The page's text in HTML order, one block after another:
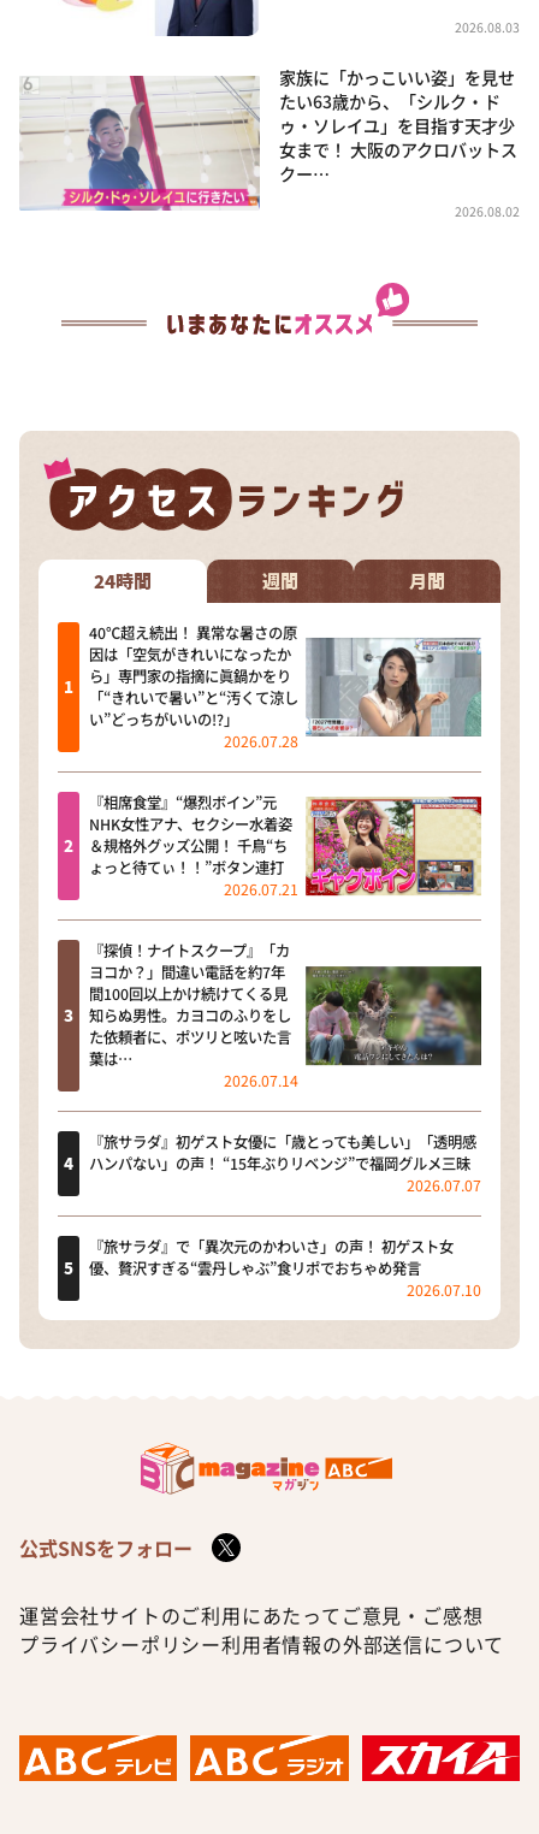
2026.08.03
家族に「かっこいい姿」を見せ
たい63歳から、「シルク・ド
ゥ・ソレイユ」を目指す天才少
女まで！ 大阪のアクロバットス
クー…
2026.08.02
24時間 週間 月間
40℃超え続出！ 異常な暑さの原
因は「空気がきれいになったか
ら」専門家の指摘に眞鍋かをり
「“きれいで暑い”と“汚くて涼し
い”どっちがいいの!?」
2026.07.28
『相席食堂』“爆烈ボイン”元
NHK女性アナ、セクシー水着姿
＆規格外グッズ公開！ 千鳥“ち
ょっと待てぃ！！”ボタン連打
2026.07.21
『探偵！ナイトスクープ』「カ
ヨコか？」間違い電話を約7年
間100回以上かけ続けてくる見
知らぬ男性。カヨコのふりをし
た依頼者に、ポツリと呟いた言
葉は…
2026.07.14
『旅サラダ』初ゲスト女優に「歳とっても美しい」「透明感
ハンパない」の声！ “15年ぶりリベンジ”で福岡グルメ三昧
2026.07.07
『旅サラダ』で「異次元のかわいさ」の声！ 初ゲスト女
優、贅沢すぎる“雲丹しゃぶ”食リポでおちゃめ発言
2026.07.10
公式SNSをフォロー
運営会社サイトのご利用にあたって ご意見・ご感想
プライバシーポリシー利用者情報の外部送信について